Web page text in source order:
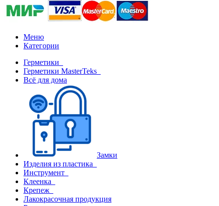
Меню
Категории
Герметики
Герметики MasterTeks
Всё для дома
Замки
Изделия из пластика
Инструмент
Клеенка
Крепеж
Лакокрасочная продукция